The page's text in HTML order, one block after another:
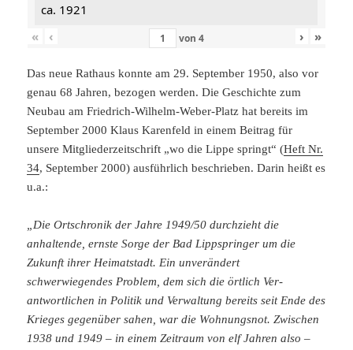
ca. 1921
«
‹ von 4 › »
Das neue Rathaus konnte am 29. September 1950, also vor
genau 68 Jahren, bezogen werden. Die Geschichte zum
Neubau am Friedrich-Wilhelm-Weber-Platz hat bereits im
September 2000 Klaus Karenfeld in einem Beitrag für
unsere Mitgliederzeitschrift „wo die Lippe springt“ (Heft Nr.
34, September 2000) ausführlich beschrieben. Darin heißt es
u.a.:
„Die Ortschronik der Jahre 1949/50 durchzieht die
anhaltende, ernste Sorge der Bad Lippspringer um die
Zukunft ihrer Heimatstadt. Ein unverändert
schwerwiegendes Problem, dem sich die örtlich Ver­
antwortlichen in Politik und Verwaltung bereits seit Ende des
Krieges gegen­über sahen, war die Wohnungsnot. Zwischen
1938 und 1949 – in einem Zeit­raum von elf Jahren also –